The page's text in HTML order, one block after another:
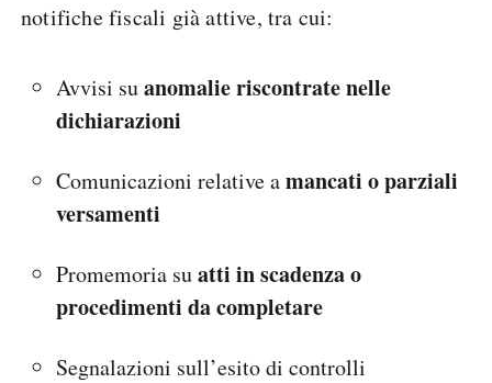
notifiche fiscali già attive, tra cui:
Avvisi suanomalie riscontrate nelle
dichiarazioni
Comunicazioni relative amancati o parziali
versamenti
Promemoria suatti in scadenza o
procedimenti da completare
Segnalazioni sull’esito di controlli